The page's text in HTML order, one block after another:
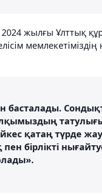
жылғы Ұлттық
басталады.
қатаң түрде
бірлікті